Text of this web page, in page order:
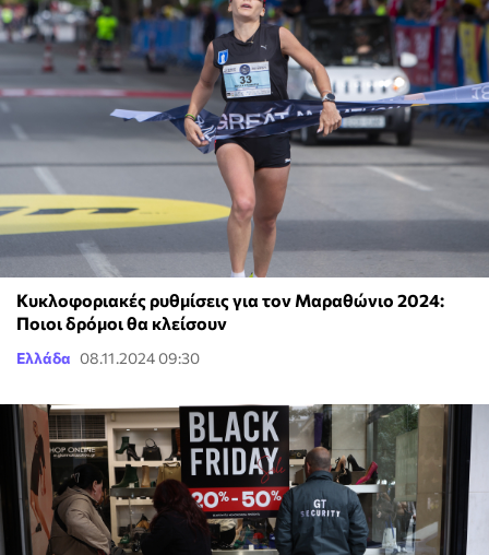
Κυκλοφοριακές ρυθμίσεις για τον Μαραθώνιο 2024:
Ποιοι δρόμοι θα κλείσουν
Ελλάδα 08.11.2024 09:30